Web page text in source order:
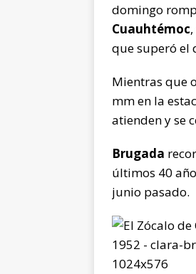
domingo
Cuauhtémoc
que superó el
Mientras que
mm en la
atienden y se
Brugada
últimos 40
junio pasado.